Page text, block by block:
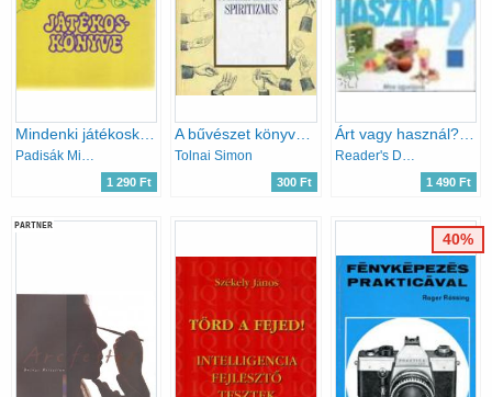
1 290 Ft
Tolnai Simon
300 Ft
Árt vagy használ? - Mire ügyeljünk a mindennapi életben
1 490 Ft
PARTNER
40%